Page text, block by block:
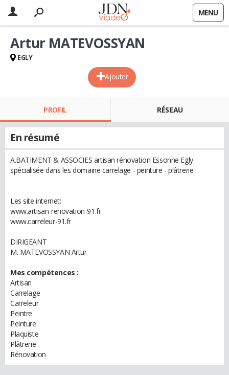
MENU
Ajouter
Artur MATEVOSSYAN
EGLY
PROFIL RÉSEAU
En résumé
A.BATIMENT & ASSOCIES artisan rénovation Essonne Egly
spécialisée dans les domaine carrelage - peinture - plâtrerie
Les site internet:
www.artisan-renovation-91.fr
www.carreleur-91.fr
DIRIGEANT
M. MATEVOSSYAN Artur
Mes compétences :
Artisan
Carrelage
Carreleur
Peintre
Peinture
Plaquiste
Plâtrerie
Rénovation